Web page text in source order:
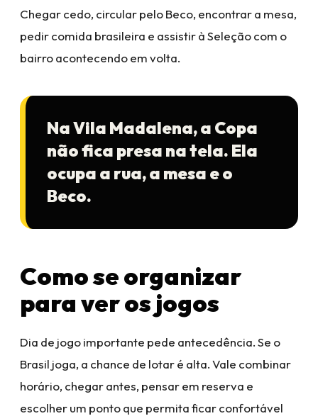
Chegar cedo, circular pelo Beco, encontrar a mesa,
pedir comida brasileira e assistir à Seleção com o
bairro acontecendo em volta.
Na Vila Madalena, a Copa
não fica presa na tela. Ela
ocupa a rua, a mesa e o
Beco.
Como se organizar
para ver os jogos
Dia de jogo importante pede antecedência. Se o
Brasil joga, a chance de lotar é alta. Vale combinar
horário, chegar antes, pensar em reserva e
escolher um ponto que permita ficar confortável